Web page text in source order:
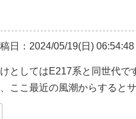
日：2024/05/19(日) 06:54:48
としてはE217系と同世代
ここ最近の風潮からすると